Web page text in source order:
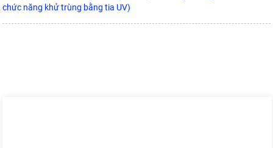
chức năng khử trùng bằng tia UV)